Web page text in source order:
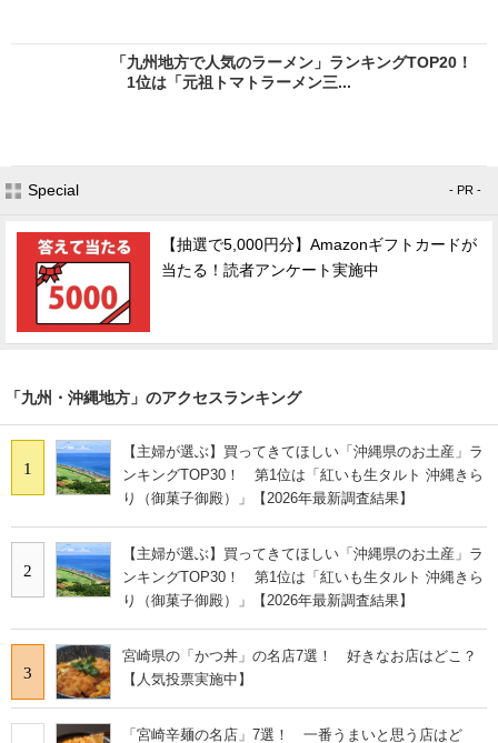
「九州地方で人気のラーメン」ランキングTOP20！
1位は「元祖トマトラーメン三...
Special - PR -
【抽選で5,000円分】Amazonギフトカードが
当たる！読者アンケート実施中
「九州・沖縄地方」のアクセスランキング
1
【主婦が選ぶ】買ってきてほしい「沖縄県のお土産」ラ
ンキングTOP30！ 第1位は「紅いも生タルト 沖縄きら
り（御菓子御殿）」【2026年最新調査結果】
2
【主婦が選ぶ】買ってきてほしい「沖縄県のお土産」ラ
ンキングTOP30！ 第1位は「紅いも生タルト 沖縄きら
り（御菓子御殿）」【2026年最新調査結果】
3
宮崎県の「かつ丼」の名店7選！ 好きなお店はどこ？
【人気投票実施中】
「宮崎辛麺の名店」7選！ 一番うまいと思う店はど